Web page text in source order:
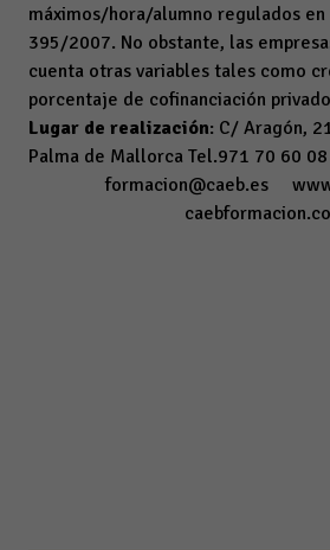
máximos/hora/alumno regulados
395/2007. No obstante, las
cuenta otras variables tales como
porcentaje de cofinanciación
Lugar de realización: C/ Aragón,
Palma de Mallorca Tel.971 70 60 08
formacion@caeb.es